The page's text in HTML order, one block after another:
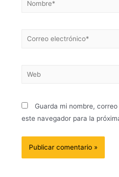
Guarda mi nombre,
este navegador para la